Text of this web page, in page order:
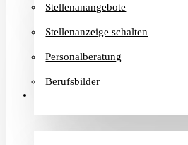
Stellenanangebote
Stellenanzeige schalten
Personalberatung
Berufsbilder